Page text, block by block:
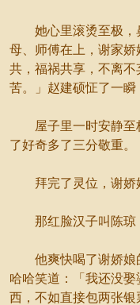
她心里滚烫至极，
母、师傅在上，谢家
共，福祸共享，不离
苦。」赵建硕怔了一瞬
屋子里一时安静至
了好奇多了三分敬重。
拜完了灵位，谢娇
那红脸汉子叫陈琼
他爽快喝了谢娇娘的
哈哈笑道：「我还没
西，不如直接包两张银